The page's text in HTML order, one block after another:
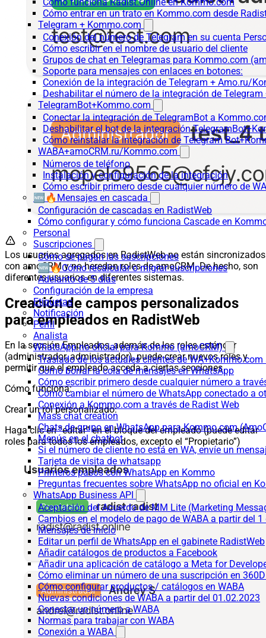
Cómo entrar en un trato en Kommo.com desde
Telegram + Kommo.com
Conexión del número de Telegram en su cuenta
Cómo escribir en el nombre de usuario del cliente
Grupos de chat en Telegramas para Kommo.com
Soporte para mensajes con enlaces en botones:
Conexión de la integración de Telegram + Amo.ru/
Deshabilitar el número de la integración de
TelegramBot+Kommo.com
Conectar la integración de TelegramBot a
Deshabilitar el bot de la integración
Cómo reinstalar la integración de Telegram
WABA+amoCRM.ru/Kommo.com
Números de teléfono
Instalación y configuración de la integración
Cómo escribir primero desde cualquier número de
🆕🔥Mensajes en cascada
Configuración de cascadas en RadistWeb
Cómo configurar y cómo funciona Cascade en
Personal
Suscripciones
Cómo se pagan las suscripciones
🆕🔥Cómo recalcular o migrar suscripciones
Adelanto de 5 días
Configuración de la empresa
Etiquetas
Notificación
Perfil
Analista
WhatsApp no oficial para Kommo (amoCRM)
Traslado de los actuales clientes de
Cómo borrar la cola de mensajes en WhatsApp
Cómo escribir primero desde cualquier número a
Cómo cambiar el número de WhatsApp conectado a
Conexión a Kommo.com a través de Radist Web
Mass chat creation
Chats de grupo en WhatsApp para Kommo.com
Menús en el chatbot
Si el número de cliente no está en WA, envíe un
Tarjeta de visita de whatsapp
Primeros pasos con WhatsApp en Kommo
Preguntas frecuentes sobre WhatsApp no oficial en
WhatsApp Business API
Aceptación del Acuerdo de MM Lite (Marketing
Cambios en el modelo de pago de WABA a partir del
Mensajes de inicio
Editar un perfil de WhatsApp en el gabinete RadistWeb
Añadir catálogos de productos a Facebook
Añadir una aplicación de catálogo a Meta for
Cómo eliminar un número de una suscripción en
Cómo configurar productos / catálogos en WABA
Nuevas condiciones de WABA a partir del 01.02.2023
Conectar un número a WABA
Normas para trabajar con WABA
Conexión a WABA
Los usuarios agregados en RadistWeb no están sincronizados
con amoCRM y no heredan roles de amoCRM. De hecho, son
diferentes usuarios en diferentes sistemas.
Creación de campos personalizados
para empleados en RadistWeb
En la sección Empleados, además de los roles estándar
(administrador, administrador), puede crear nuevos roles y
permitir que el empleado acceda a ciertas secciones
Cómo funciona:
Crear un rol personalizado:
Haga clic en “editar” en el bloque del empleado (puede editar
roles para todos los empleados, excepto el “Propietario”)